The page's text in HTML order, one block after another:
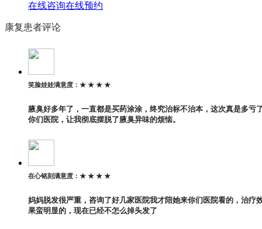
在线咨询在线预约
康复患者评论
笑脸娃娃满意度： ★ ★ ★ ★
腋臭好多年了，一直都是买药涂涂，终究治标不治本，这次真是多亏
你们医院，让我彻底摆脱了腋臭异味的烦恼。
在心铭刻满意度： ★ ★ ★ ★
妈妈脱发很严重，咨询了好几家医院我才陪她来你们医院看的，治疗
果蛮明显的，现在已经不怎么掉头发了